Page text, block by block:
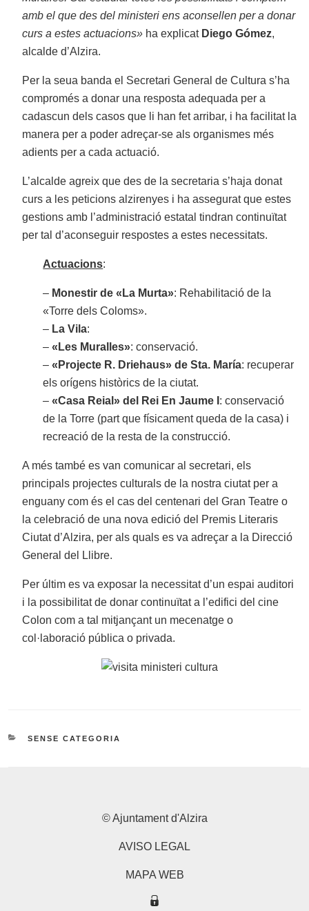
amb el que des del ministeri ens aconsellen per a donar
curs a estes actuacions» ha explicatDiego Gómez,
alcalde d’Alzira.
Per la seua banda el Secretari General de Cultura s’ha
compromés a donar una resposta adequada per a
cadascun dels casos que li han fet arribar, i ha facilitat la
manera per a poder adreçar-se als organismes més
adients per a cada actuació.
L’alcalde agreix que des de la secretaria s’haja donat
curs a les peticions alzirenyes i ha assegurat que estes
gestions amb l’administració estatal tindran continuïtat
per tal d’aconseguir respostes a estes necessitats.
Actuacions:
– Monestir de «La Murta»: Rehabilitació de la
«Torre dels Coloms».
– La Vila:
–«Les Muralles»: conservació.
–«Projecte R. Driehaus» de Sta. María: recuperar
els orígens històrics de la ciutat.
–«Casa Reial» del Rei En Jaume I : conservació
de la Torre (part que físicament queda de la casa) i
recreació de la resta de la construcció.
A més també es van comunicar al secretari, els
principals projectes culturals de la nostra ciutat per a
enguany com és el cas del centenari del Gran Teatre o
la celebració de una nova edició del Premis Literaris
Ciutat d’Alzira, per als quals es va adreçar a la Direcció
General del Llibre.
Per últim es va exposar la necessitat d’un espai auditori
i la possibilitat de donar continuïtat a l’edifici del cine
Colon com a tal mitjançant un mecenatge o
col·laboració pública o privada.
CATEGORIES
SENSE CATEGORIA
© Ajuntament d'Alzira
AVISO LEGAL
MAPA WEB